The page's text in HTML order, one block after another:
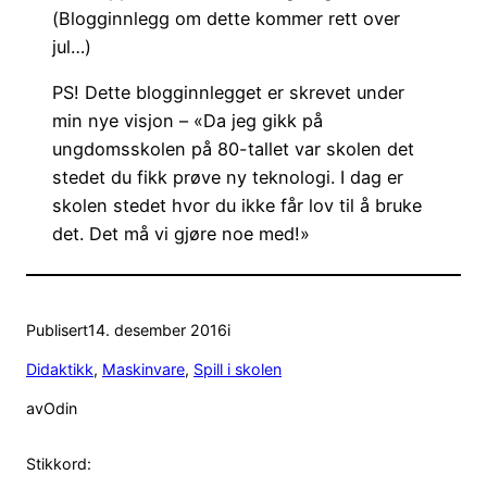
(Blogginnlegg om dette kommer rett over
jul…)
PS! Dette blogginnlegget er skrevet under
min nye visjon – «Da jeg gikk på
ungdomsskolen på 80-tallet var skolen det
stedet du fikk prøve ny teknologi. I dag er
skolen stedet hvor du ikke får lov til å bruke
det. Det må vi gjøre noe med!»
Publisert14. desember 2016i
Didaktikk, Maskinvare, Spill i skolen
avOdin
Stikkord: